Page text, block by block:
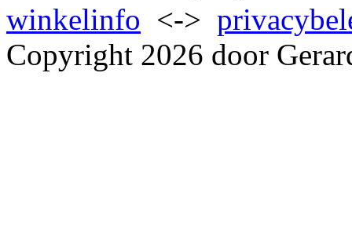
winkelinfo <->
Copyright 2026 door